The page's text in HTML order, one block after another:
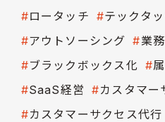
ロータッチ
テックタ
アウトソーシング
業
ブラックボックス化
SaaS経営
カスタマー
カスタマーサクセス代行